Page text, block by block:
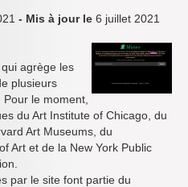
- Mis à jour le 6 juillet 2021
agrège les
plusieurs
le moment,
du Art Institute of Chicago, du
Art Museums, du
Art et de la New York Public
par le site font partie du